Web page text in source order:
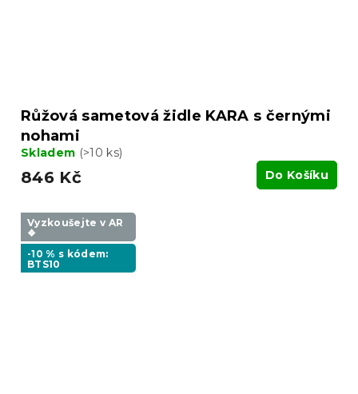
Růžová sametová židle KARA s černými
nohami
Skladem (>10 ks)
846 Kč Do Košíku
Vyzkoušejte v AR
❖
-10 % s kódem:
BTS10